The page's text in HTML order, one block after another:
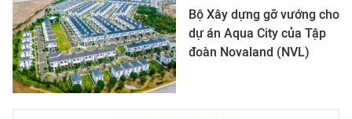
Bộ Xây dựng gỡ vướng cho
dự án Aqua City của Tập
đoàn Novaland (NVL)